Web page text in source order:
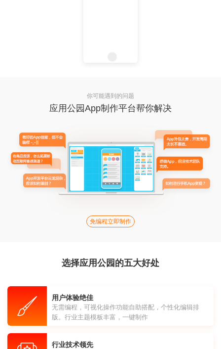
你可能遇到的问题
应用公园App制作平台帮你解决
免编程立即制作
选择应用公园的五大好处
用户体验绝佳
无需编程，可视化操作功能自助搭配，个性化编辑排
版。行业主题模板丰富，一键制作
行业技术领先